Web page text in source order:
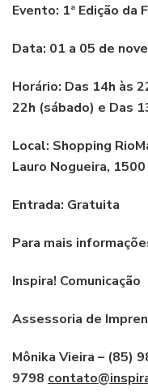
Evento: 1ª Edição
Data: 01 a 05 de
Horário: Das 14h às
22h (sábado) e Das
Local: Shopping
Lauro Nogueira,
Entrada: Gratuita
Para mais
Inspira! Comunicação
Assessoria de
Mônika Vieira – (85)
9798